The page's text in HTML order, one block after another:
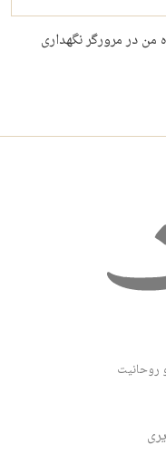
من در مرورگر نگهداری
روحانیت